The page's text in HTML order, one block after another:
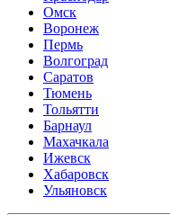
Омск
Воронеж
Пермь
Волгоград
Саратов
Тюмень
Тольятти
Барнаул
Махачкала
Ижевск
Хабаровск
Ульяновск